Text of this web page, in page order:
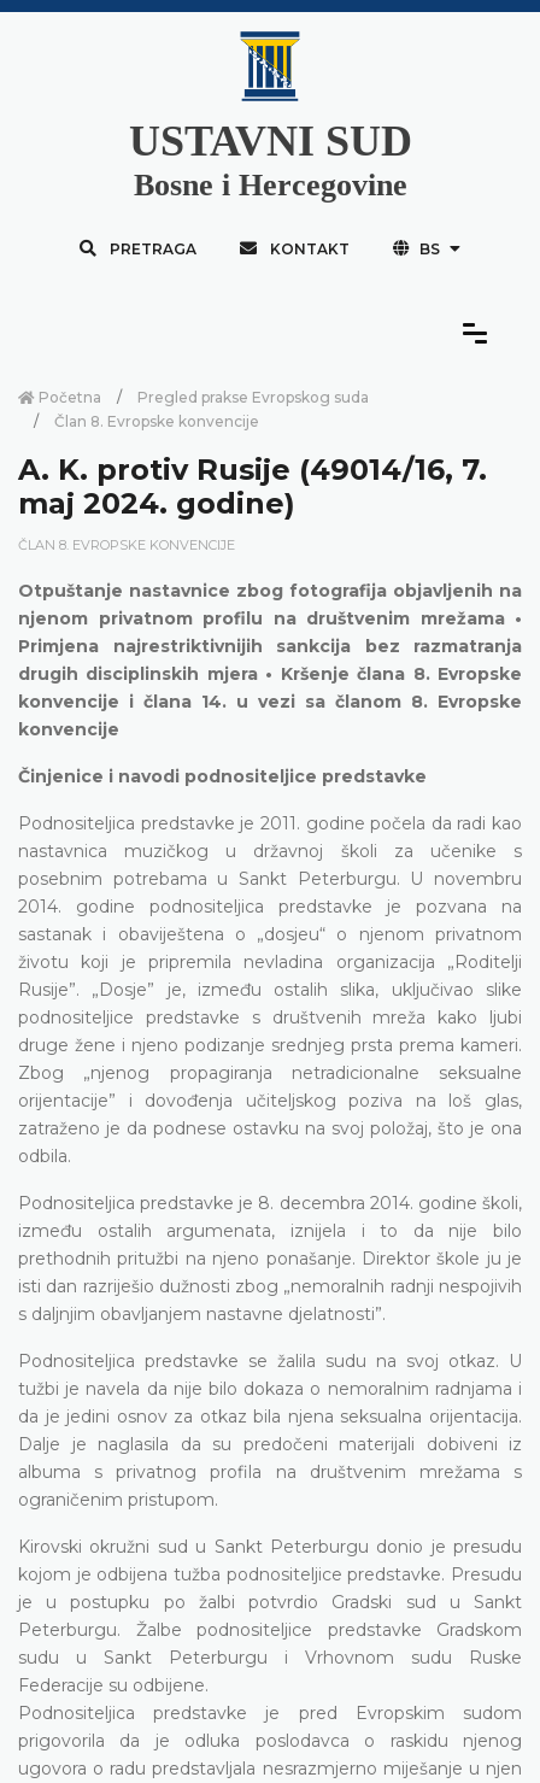
USTAVNI SUD
Bosne i Hercegovine
PRETRAGA KONTAKT BS
Početna
Pregled prakse Evropskog suda
Član 8. Evropske konvencije
A. K. protiv Rusije (49014/16, 7.
maj 2024. godine)
ČLAN 8. EVROPSKE KONVENCIJE
Otpuštanje nastavnice zbog fotografija objavljenih na
njenom privatnom profilu na društvenim mrežama •
Primjena najrestriktivnijih sankcija bez razmatranja
drugih disciplinskih mjera • Kršenje člana 8. Evropske
konvencije i člana 14. u vezi sa članom 8. Evropske
konvencije
Činjenice i navodi podnositeljice predstavke
Podnositeljica predstavke je 2011. godine počela da radi kao
nastavnica muzičkog u državnoj školi za učenike s
posebnim potrebama u Sankt Peterburgu. U novembru
2014. godine podnositeljica predstavke je pozvana na
sastanak i obaviještena o „dosjeu“ o njenom privatnom
životu koji je pripremila nevladina organizacija „Roditelji
Rusije”. „Dosje” je, između ostalih slika, uključivao slike
podnositeljice predstavke s društvenih mreža kako ljubi
druge žene i njeno podizanje srednjeg prsta prema kameri.
Zbog „njenog propagiranja netradicionalne seksualne
orijentacije” i dovođenja učiteljskog poziva na loš glas,
zatraženo je da podnese ostavku na svoj položaj, što je ona
odbila.
Podnositeljica predstavke je 8. decembra 2014. godine školi,
između ostalih argumenata, iznijela i to da nije bilo
prethodnih pritužbi na njeno ponašanje. Direktor škole ju je
isti dan razriješio dužnosti zbog „nemoralnih radnji nespojivih
s daljnjim obavljanjem nastavne djelatnosti”.
Podnositeljica predstavke se žalila sudu na svoj otkaz. U
tužbi je navela da nije bilo dokaza o nemoralnim radnjama i
da je jedini osnov za otkaz bila njena seksualna orijentacija.
Dalje je naglasila da su predočeni materijali dobiveni iz
albuma s privatnog profila na društvenim mrežama s
ograničenim pristupom.
Kirovski okružni sud u Sankt Peterburgu donio je presudu
kojom je odbijena tužba podnositeljice predstavke. Presudu
je u postupku po žalbi potvrdio Gradski sud u Sankt
Peterburgu. Žalbe podnositeljice predstavke Gradskom
sudu u Sankt Peterburgu i Vrhovnom sudu Ruske
Federacije su odbijene.
Podnositeljica predstavke je pred Evropskim sudom
prigovorila da je odluka poslodavca o raskidu njenog
ugovora o radu predstavljala nesrazmjerno miješanje u njen